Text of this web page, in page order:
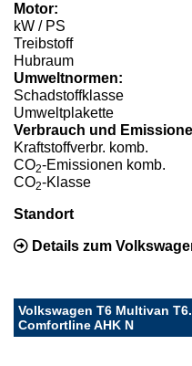
Motor:
kW / PS
Treibstoff
Hubraum
Umweltnormen:
Schadstoffklasse
Umweltplakette
Verbrauch und
Kraftstoffverbr. komb.
CO2-Emissionen komb.
CO2-Klasse
Standort
Details zum
Volkswagen T6 Multivan
Comfortline AHK N